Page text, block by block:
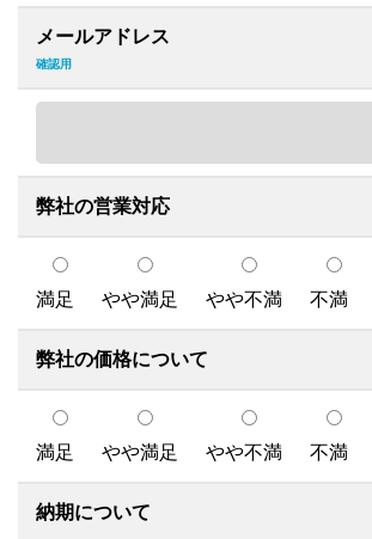
メールアドレス
確認用
弊社の営業対応
満足 やや満足 やや不満 不満
弊社の価格について
満足 やや満足 やや不満 不満
納期について